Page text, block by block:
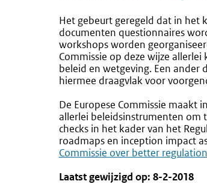
Het gebeurt geregeld dat in het
documenten questionnaires
workshops worden
Commissie op deze wijze
beleid en wetgeving. Een
hiermee draagvlak voor
De Europese Commissie maakt
allerlei beleidsinstrumenten om
checks in het kader van het
roadmaps en inception impact
Commissie over better regulation
Laatst gewijzigd op: 8-2-2018